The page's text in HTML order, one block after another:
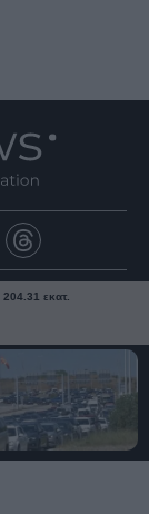
204.31 εκατ.